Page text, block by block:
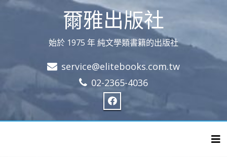
爾雅出版社
始於 1975 年 純文學類書籍的出版社
service@elitebooks.com.tw
02-2365-4036